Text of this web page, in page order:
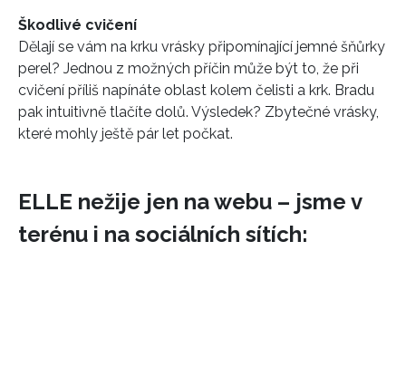
Škodlivé cvičení
Dělají se vám na krku vrásky připomínající jemné šňůrky
perel? Jednou z možných příčin může být to, že při
cvičení příliš napínáte oblast kolem čelisti a krk. Bradu
pak intuitivně tlačíte dolů. Výsledek? Zbytečné vrásky,
které mohly ještě pár let počkat.
ELLE nežije jen na webu – jsme v
terénu i na sociálních sítích: